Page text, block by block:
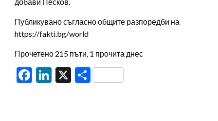
добави Песков.
Публикувано съгласно общите разпоредби на
https://fakti.bg/world
Прочетено 215 пъти, 1 прочита днес
Facebook
LinkedIn
X Share